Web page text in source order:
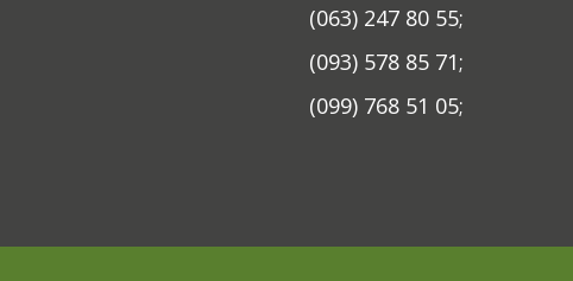
(063) 247 80 55;
(093) 578 85 71;
(099) 768 51 05;